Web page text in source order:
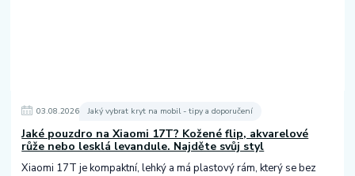
03.08.2026 Jaký vybrat kryt na mobil - tipy a doporučení
Jaké pouzdro na Xiaomi 17T? Kožené flip, akvarelové
růže nebo lesklá levandule. Najděte svůj styl
Xiaomi 17T je kompaktní, lehký a má plastový rám, který se bez